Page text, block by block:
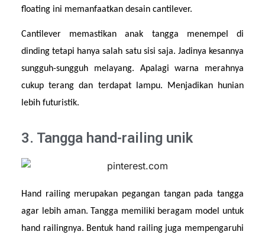
floating ini memanfaatkan desain cantilever.
Cantilever memastikan anak tangga menempel di
dinding tetapi hanya salah satu sisi saja. Jadinya kesannya
sungguh-sungguh melayang. Apalagi warna merahnya
cukup terang dan terdapat lampu. Menjadikan hunian
lebih futuristik.
3. Tangga hand-railing unik
Hand railing merupakan pegangan tangan pada tangga
agar lebih aman. Tangga memiliki beragam model untuk
hand railingnya. Bentuk hand railing juga mempengaruhi